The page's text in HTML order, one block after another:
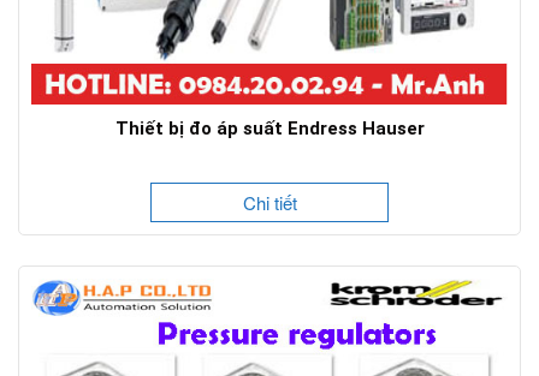
Thiết bị đo áp suất Endress Hauser
Chi tiết